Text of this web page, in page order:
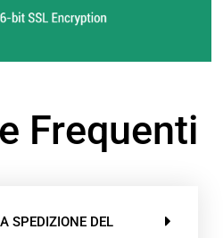
Frequenti
SPEDIZIONE DEL